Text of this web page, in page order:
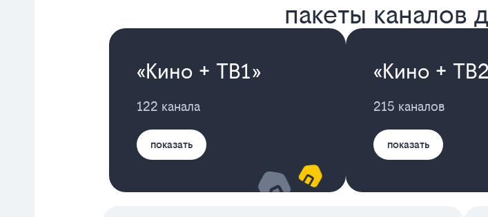
пакеты каналов
«Кино + ТВ1»
122 канала
показать
«Кино +
215 каналов
показать